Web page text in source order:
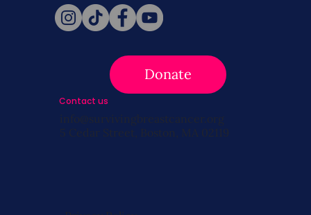
Donate
Contact us
info@survivingbreastcancer.org
5 Cedar Street, Boston, MA 02119